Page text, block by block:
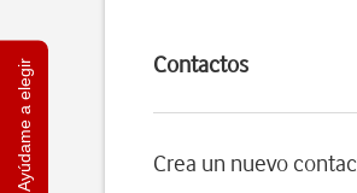
Ayúdame a elegir Contactos
Crea un nuevo